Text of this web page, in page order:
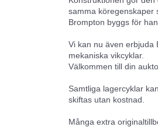
samma köregenskaper
Brompton byggs för
Vi kan nu även erbjuda
mekaniska vikcyklar.
Välkommen till din
Samtliga lagercyklar
skiftas utan kostnad.
Många extra